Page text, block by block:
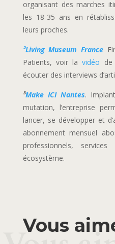
organisant des marches
les 18-35 ans en
leurs proches.
²Living Museum France
Patients, voir lavidéo
écouter des interviews
³Make ICI Nantes.
mutation, l’entreprise
lancer, se développer et
abonnement mensuel
professionnels,
écosystème.
Vous